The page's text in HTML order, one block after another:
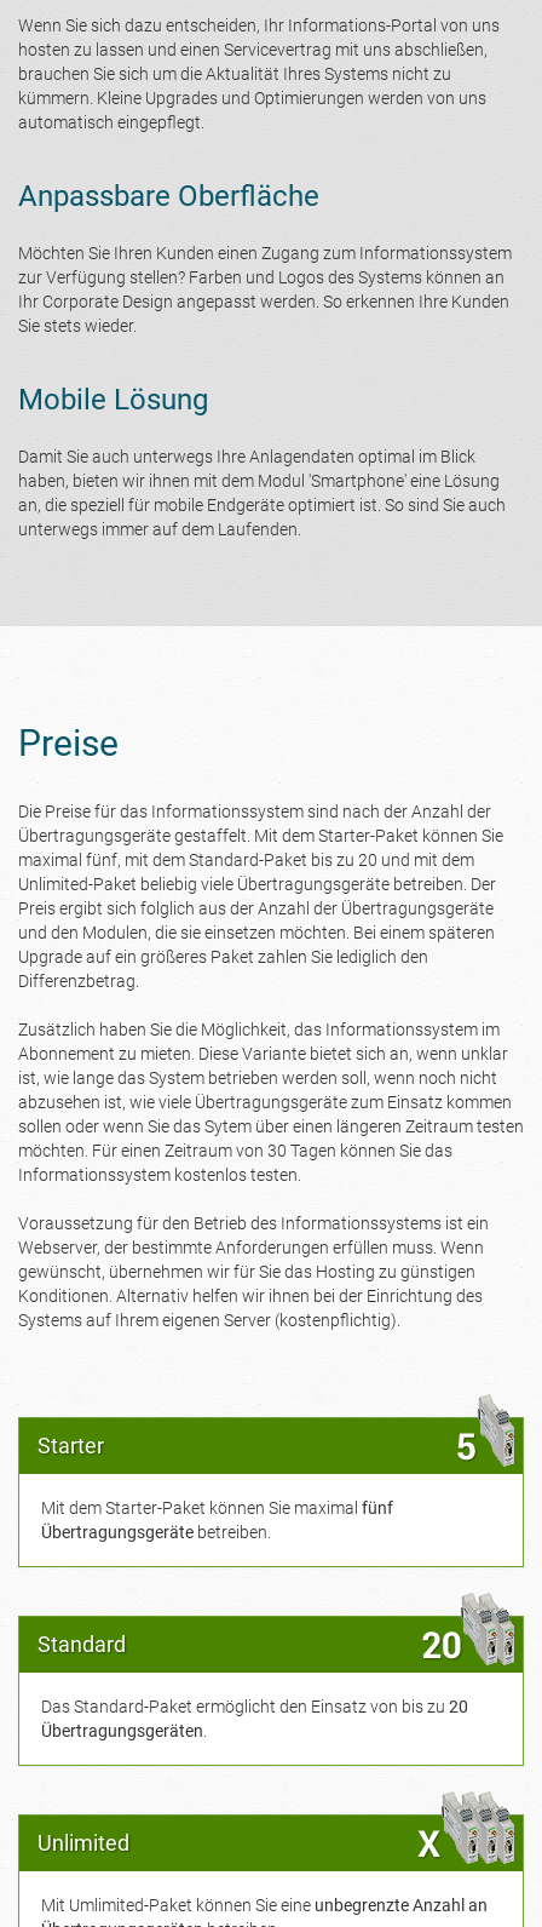
Wenn Sie sich dazu entscheiden, Ihr Informations-Portal von uns
hosten zu lassen und einen Servicevertrag mit uns abschließen,
brauchen Sie sich um die Aktualität Ihres Systems nicht zu
kümmern. Kleine Upgrades und Optimierungen werden von uns
automatisch eingepflegt.
Anpassbare Oberfläche
Möchten Sie Ihren Kunden einen Zugang zum Informationssystem
zur Verfügung stellen? Farben und Logos des Systems können an
Ihr Corporate Design angepasst werden. So erkennen Ihre Kunden
Sie stets wieder.
Mobile Lösung
Damit Sie auch unterwegs Ihre Anlagendaten optimal im Blick
haben, bieten wir ihnen mit dem Modul 'Smartphone' eine Lösung
an, die speziell für mobile Endgeräte optimiert ist. So sind Sie auch
unterwegs immer auf dem Laufenden.
Preise
Die Preise für das Informationssystem sind nach der Anzahl der
Übertragungsgeräte gestaffelt. Mit dem Starter-Paket können Sie
maximal fünf, mit dem Standard-Paket bis zu 20 und mit dem
Unlimited-Paket beliebig viele Übertragungsgeräte betreiben. Der
Preis ergibt sich folglich aus der Anzahl der Übertragungsgeräte
und den Modulen, die sie einsetzen möchten. Bei einem späteren
Upgrade auf ein größeres Paket zahlen Sie lediglich den
Differenzbetrag.
Zusätzlich haben Sie die Möglichkeit, das Informationssystem im
Abonnement zu mieten. Diese Variante bietet sich an, wenn unklar
ist, wie lange das System betrieben werden soll, wenn noch nicht
abzusehen ist, wie viele Übertragungsgeräte zum Einsatz kommen
sollen oder wenn Sie das Sytem über einen längeren Zeitraum testen
möchten. Für einen Zeitraum von 30 Tagen können Sie das
Informationssystem kostenlos testen.
Voraussetzung für den Betrieb des Informationssystems ist ein
Webserver, der bestimmte Anforderungen erfüllen muss. Wenn
gewünscht, übernehmen wir für Sie das Hosting zu günstigen
Konditionen. Alternativ helfen wir ihnen bei der Einrichtung des
Systems auf Ihrem eigenen Server (kostenpflichtig).
Starter
Mit dem Starter-Paket können Sie maximal fünf
Übertragungsgeräte betreiben.
Standard
Das Standard-Paket ermöglicht den Einsatz von bis zu 20
Übertragungsgeräten.
Unlimited
Mit Umlimited-Paket können Sie eine unbegrenzte Anzahl an